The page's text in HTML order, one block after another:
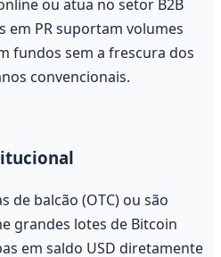
ou atua no setor B2B
em PR suportam volumes
fundos sem a frescura dos
convencionais.
de balcão (OTC) ou são
grandes lotes de Bitcoin
em saldo USD diretamente